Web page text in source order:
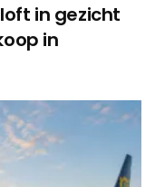
in gezicht
in